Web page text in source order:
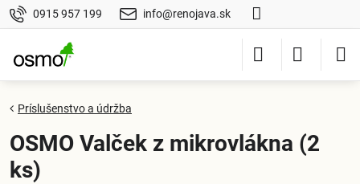
0915 957 199 info@renojava.sk
Príslušenstvo a údržba
OSMO Valček z mikrovlákna (2
ks)